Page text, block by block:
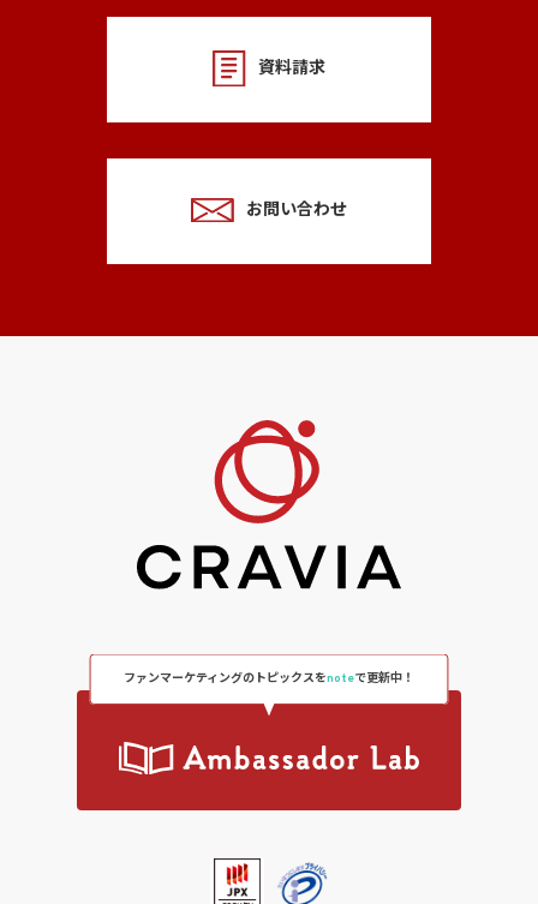
資料請求
お問い合わせ
ファンマーケティングのトピックスをnoteで更新中！